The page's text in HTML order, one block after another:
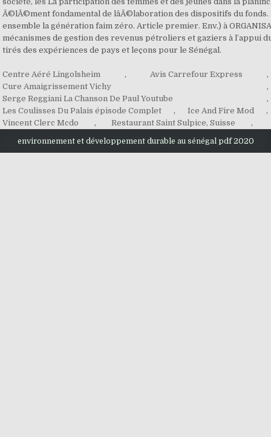
Centre Aéré Lingolsheim , Avis Carrefour Express
,
Cure Amaigrissement Vichy
,
Serge Reggiani La Chanson De Paul Youtube
,
Les Coulisses Du Palais épisode Complet
, Ice And Fire Mod
,
Vincent Clerc Mcdo
, Restaurant Saint Sulpice, Suisse ,
environnement et développement durable au sénégal pdf 2020